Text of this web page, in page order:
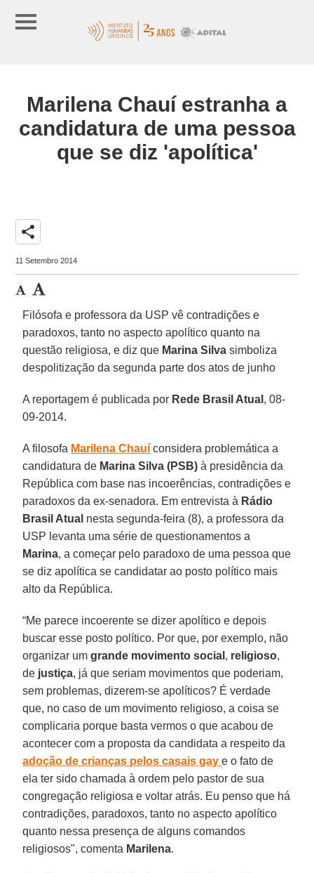
Marilena Chauí estranha a
candidatura de uma pessoa
que se diz 'apolítica'
share
11 Setembro 2014
Filósofa e professora da USP vê contradições e
paradoxos, tanto no aspecto apolítico quanto na
questão religiosa, e diz que Marina Silva simboliza
despolitização da segunda parte dos atos de junho
A reportagem é publicada por Rede Brasil Atual ,08-
09-2014.
A filosofa Marilena Chauí considera problemática a
candidatura de Marina Silva (PSB) à presidência da
República com base nas incoerências, contradições e
paradoxos da ex-senadora. Em entrevista à Rádio
Brasil Atual nesta segunda-feira (8), a professora da
USP levanta uma série de questionamentos a
Marina, a começar pelo paradoxo de uma pessoa que
se diz apolítica se candidatar ao posto político mais
alto da República.
“Me parece incoerente se dizer apolítico e depois
buscar esse posto político. Por que, por exemplo, não
organizar um grande movimento social , religioso,
de justiça, já que seriam movimentos que poderiam,
sem problemas, dizerem-se apolíticos? É verdade
que, no caso de um movimento religioso, a coisa se
complicaria porque basta vermos o que acabou de
acontecer com a proposta da candidata a respeito da
adoção de crianças pelos casais gay e o fato de
ela ter sido chamada à ordem pelo pastor de sua
congregação religiosa e voltar atrás. Eu penso que há
contradições, paradoxos, tanto no aspecto apolítico
quanto nessa presença de alguns comandos
religiosos", comenta Marilena.